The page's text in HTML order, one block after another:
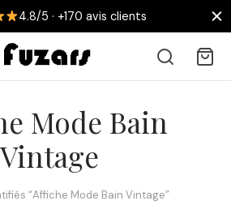
4.8/5 · +170 avis clients
Mode Bain
Vintage
“Affiche Mode Bain Vintage”